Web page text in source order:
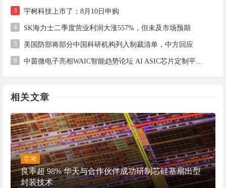
3 宇树科技上市了：8月10日申购
4 SK海力士二季度营业利润大涨557%，但未及市场预期
5 美国防部将部分中国科研机构列入制裁清单，中方回应
6
相关文章
芯闻
良率超 98% 华天与合作伙伴成功研制芯硅基扇出型
封装技术